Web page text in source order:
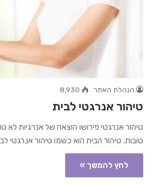
הנהלת האתר 8,930
טיהור אנרגטי לבית
טיהור אנרגטי פירושו הוצאה של אנרגיות לא
טובות. טיהור הבית הוא כשמו טיהור אנרגטי
לחץ להמשך »